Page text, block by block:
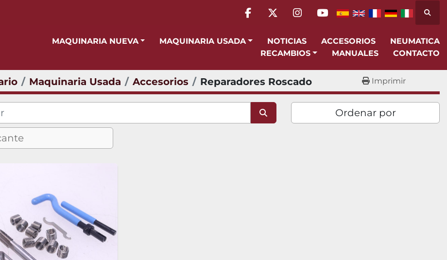
facebook
twitterinstagram
youtube
MAQUINARIA NUEVA MAQUINARIA USADA NOTICIAS ACCESORIOS
NEUMATICA
RECAMBIOS
MANUALES CONTACTO
Maquinaria Usada Accesorios Reparadores Roscado Imprimir
Ordenar por